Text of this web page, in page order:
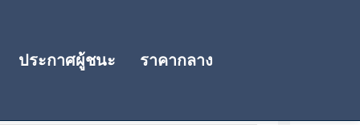
ประกาศผู้ชนะ ราคากลาง